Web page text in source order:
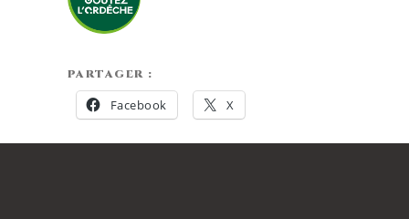
PARTAGER :
Facebook X